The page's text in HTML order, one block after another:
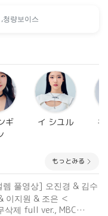
청량보이스
ギ
イ シユル キ
もっとみる
렘 풀영상] 오진경 & 김수
이지원 & 조은 ＜
삭제 full ver., MBC